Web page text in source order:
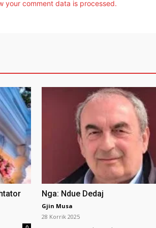
your comment data is processed.
Nga: Ndue Dedaj
Gjin Musa
28 Korrik 2025